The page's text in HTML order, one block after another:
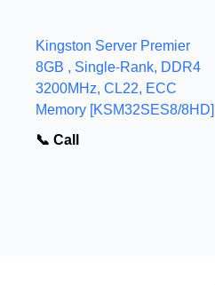
Kingston Server Premier
8GB , Single-Rank, DDR4
3200MHz, CL22, ECC
Memory [KSM32SES8/8HD]
📞 Call